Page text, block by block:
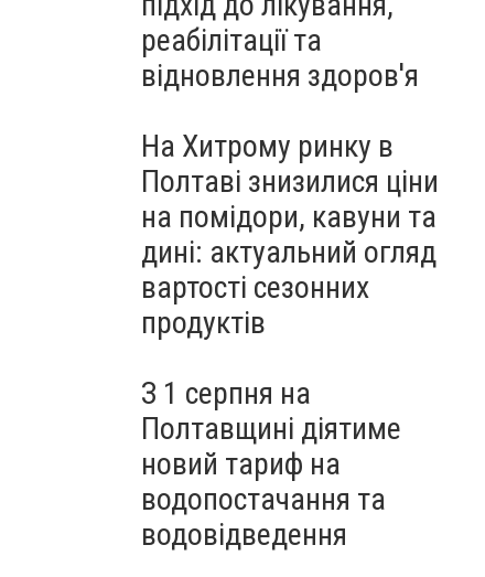
реабілітації та
відновлення здоров'я
На Хитрому ринку в
Полтаві знизилися ціни
на помідори, кавуни та
дині: актуальний огляд
вартості сезонних
продуктів
З 1 серпня на
Полтавщині діятиме
новий тариф на
водопостачання та
водовідведення